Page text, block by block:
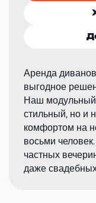
Аренда
выгодное
Наш модульный
стильный, но и
комфортом на
восьми
частных
даже